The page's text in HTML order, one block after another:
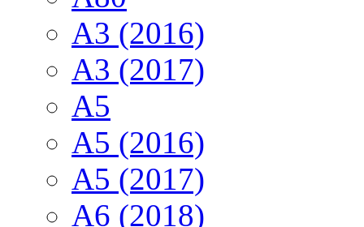
A3 (2016)
A3 (2017)
A5
A5 (2016)
A5 (2017)
A6 (2018)